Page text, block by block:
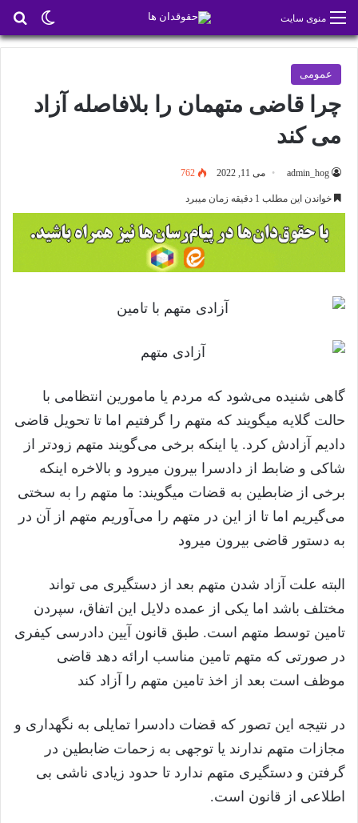
تغییر منوی سایت
عمومی
چرا قاضی متهمان را بلافاصله آزاد
می کند
admin_hog می 11, 2022 762
خواندن این مطلب 1 دقیقه زمان میبرد
گاهی شنیده می‌شود که مردم یا مامورین انتظامی با
حالت گلایه میگویند که متهم را گرفتیم اما تا تحویل قاضی
دادیم آزادش کرد. یا اینکه برخی می‌گویند متهم زودتر از
شاکی و ضابط از دادسرا بیرون میرود و بالاخره اینکه
برخی از ضابطین به قضات میگویند: ما متهم را به سختی
می‌گیریم اما تا از این در متهم را می‌آوریم متهم از آن در
به دستور قاضی بیرون میرود
البته علت آزاد شدن متهم بعد از دستگیری می تواند
مختلف باشد اما یکی از عمده دلایل این اتفاق، سپردن
تامین توسط متهم است. طبق قانون آیین دادرسی کیفری
در صورتی که متهم تامین مناسب ارائه دهد قاضی
موظف است بعد از اخذ تامین متهم را آزاد کند
در نتیجه این تصور که قضات دادسرا تمایلی به نگهداری و
مجازات متهم ندارند یا توجهی به زحمات ضابطین در
گرفتن و دستگیری متهم ندارد تا حدود زیادی ناشی بی
اطلاعی از قانون است.